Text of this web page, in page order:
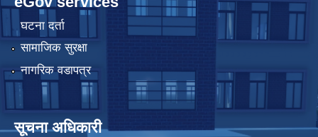
घटना दर्ता
सामाजिक सुरक्षा
नागरिक वडापत्र
सूचना अधिकारी